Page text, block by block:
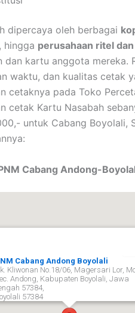
dipercaya oleh berbagai
, hingga perusahaan ritel
kartu anggota mereka.
waktu, dan kualitas cetak
cetaknya pada Toko
cetak Kartu Nasabah
untuk Cabang Boyolali,
Cabang Andong-
Cabang Andong Boyolali
Kliwonan No.18/06, Magersari Lor,
Andong, Kabupaten Boyolali, Jawa
57384,
57384